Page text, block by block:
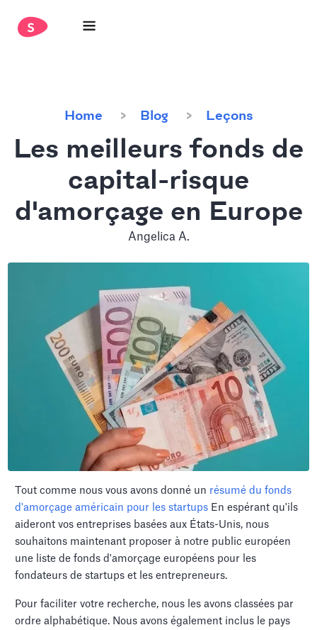
Home Blog Leçons
Les meilleurs fonds de
capital-risque
d'amorçage en Europe
Angelica A.
Tout comme nous vous avons donné un résumé du fonds
d'amorçage américain pour les startups En espérant qu'ils
aideront vos entreprises basées aux États-Unis, nous
souhaitons maintenant proposer à notre public européen
une liste de fonds d'amorçage européens pour les
fondateurs de startups et les entrepreneurs.
Pour faciliter votre recherche, nous les avons classées par
ordre alphabétique. Nous avons également inclus le pays